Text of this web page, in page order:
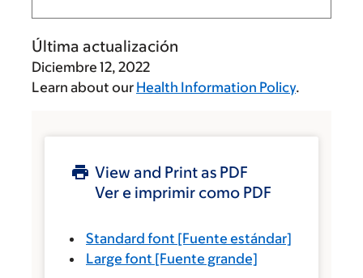
Última actualización
Diciembre 12, 2022
Learn about our Health Information Policy.
View and Print as PDF
Ver e imprimir como PDF
Standard font [Fuente estándar]
Large font [Fuente grande]